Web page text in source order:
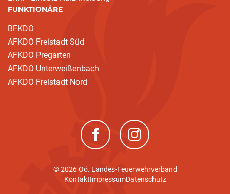
FUNKTIONÄRE
BFKDO
AFKDO Freistadt Süd
AFKDO Pregarten
AFKDO Unterweißenbach
AFKDO Freistadt Nord
(neues Fenster)(neues Fenster)
© 2026 Oö. Landes-Feuerwehrverband
KontaktImpressumDatenschutz